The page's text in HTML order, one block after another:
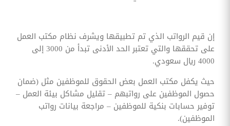
إن قيم الرواتب الذي تم تطبيقها ويشرف نظام مكتب العمل
على تحققها والتي تعتبر الحد الأدنى تبدأ من 3000 إلى
4000 ريال سعودي.
حيث يكفل مكتب العمل بعض الحقوق للموظفين مثل (ضمان
حصول الموظفين على رواتبهم – تقليل مشاكل بيئة العمل –
توفير حسابات بنكية للموظفين – مراجعة بيانات رواتب
الموظفين).